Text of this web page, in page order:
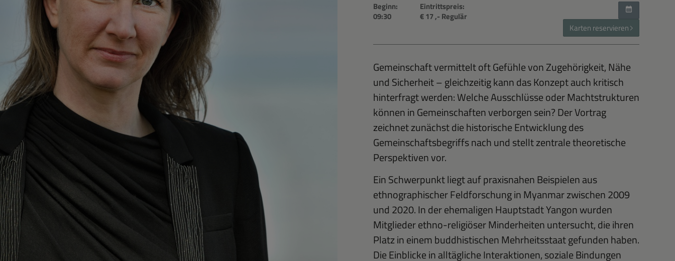
Beginn:
09:30
Eintrittspreis:
€ 17,- Regulär
Karten reservieren
Gemeinschaft vermittelt oft Gefühle von Zugehörigkeit, Nähe
und Sicherheit – gleichzeitig kann das Konzept auch kritisch
hinterfragt werden: Welche Ausschlüsse oder Machtstrukturen
können in Gemeinschaften verborgen sein? Der Vortrag
zeichnet zunächst die historische Entwicklung des
Gemeinschaftsbegriffs nach und stellt zentrale theoretische
Perspektiven vor.
Ein Schwerpunkt liegt auf praxisnahen Beispielen aus
ethnographischer Feldforschung in Myanmar zwischen 2009
und 2020. In der ehemaligen Hauptstadt Yangon wurden
Mitglieder ethno-religiöser Minderheiten untersucht, die ihren
Platz in einem buddhistischen Mehrheitsstaat gefunden haben.
Die Einblicke in alltägliche Interaktionen, soziale Bindungen